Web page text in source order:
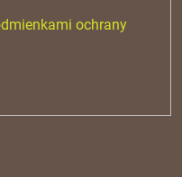
ochrany